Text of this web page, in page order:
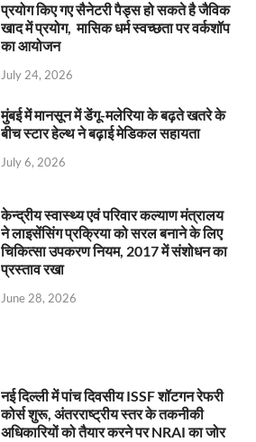
प्रयोग किए गए सैनेटरी पैड्स हो सकते है जैविक
खाद में प्रयोग, मासिक धर्म स्वच्छता पर वर्कशॉप
का आयोजन
July 24, 2026
मुंबई में मानसून में डेंगू-मलेरिया के बढ़ते खतरे के
बीच स्टार हेल्थ ने बढ़ाई मेडिकल सहायता
July 6, 2026
केन्‍द्रीय स्वास्थ्य एवं परिवार कल्याण मंत्रालय
ने लाइसेंसिंग प्रक्रिया को सरल बनाने के लिए
चिकित्सा उपकरण नियम, 2017 में संशोधन का
प्रस्ताव रखा
June 28, 2026
नई दिल्ली में पांच दिवसीय ISSF शॉटगन रेफरी
कोर्स शुरू, अंतरराष्ट्रीय स्तर के तकनीकी
अधिकारियों को तैयार करने पर NRAI का जोर